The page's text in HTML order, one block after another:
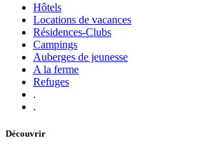
Hôtels
Locations de vacances
Résidences-Clubs
Campings
Auberges de jeunesse
A la ferme
Refuges
.
.
Découvrir